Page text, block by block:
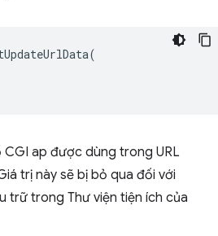
(
ap được dùng trong URL
trị này sẽ bị bỏ qua đối với
trữ trong Thư viện tiện ích của